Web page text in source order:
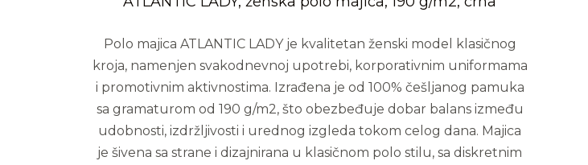
Polo majica ATLANTIC LADY je kvalitetan ženski model klasičnog
kroja, namenjen svakodnevnoj upotrebi, korporativnim uniformama
i promotivnim aktivnostima. Izrađena je od 100% češljanog pamuka
sa gramaturom od 190 g/m2, što obezbeđuje dobar balans između
udobnosti, izdržljivosti i urednog izgleda tokom celog dana. Majica
je šivena sa strane i dizajnirana u klasičnom polo stilu, sa diskretnim